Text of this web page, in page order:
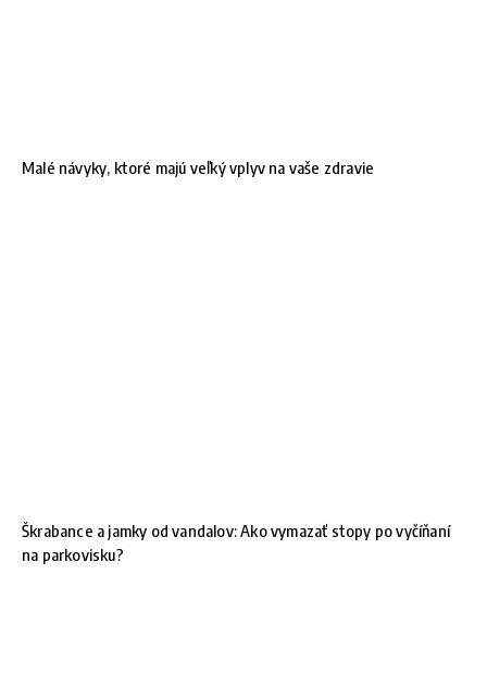
Malé návyky, ktoré majú veľký vplyv na vaše zdravie
Škrabance a jamky od vandalov: Ako vymazať stopy po vyčíňaní
na parkovisku?